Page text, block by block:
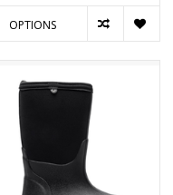
OPTIONS